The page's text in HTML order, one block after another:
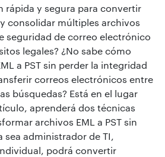
rápida y segura para convertir
y consolidar múltiples archivos
seguridad de correo electrónico
legales? ¿No sabe cómo
a PST sin perder la integridad
correos electrónicos entre
búsquedas? Está en el lugar
aprenderá dos técnicas
archivos EML a PST sin
sea administrador de TI,
podrá convertir